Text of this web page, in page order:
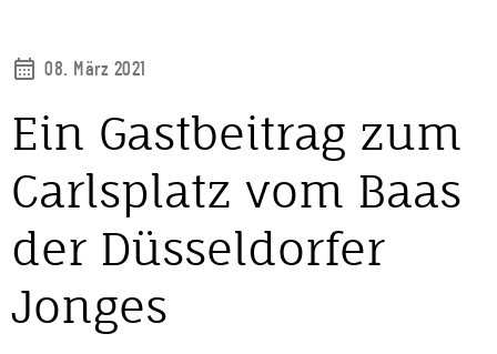
08. März 2021
Ein Gastbeitrag zum
Carlsplatz vom Baas
der Düsseldorfer
Jonges